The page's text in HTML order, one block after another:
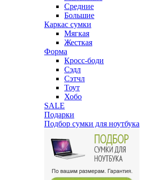
Средние
Большие
Каркас сумки
Мягкая
Жесткая
Форма
Кросс-боди
Сэдл
Сэтчл
Тоут
Хобо
SALE
Подарки
Подбор сумки для ноутбука